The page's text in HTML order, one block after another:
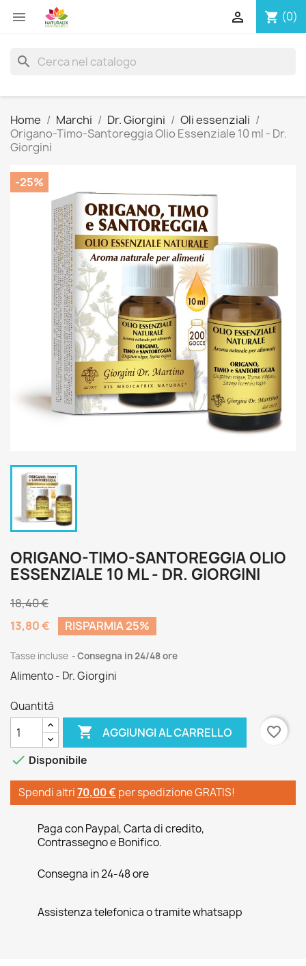
 shopping_cart (0)

search
Home Marchi Dr. Giorgini
Oli essenziali
Origano-Timo-Santoreggia Olio Essenziale 10 ml - Dr.
Giorgini
-25%
ORIGANO-TIMO-SANTOREGGIA OLIO
ESSENZIALE 10 ML - DR. GIORGINI
18,40 €
13,80 €
RISPARMIA 25%
Tasse incluse Consegna in 24/48 ore
Alimento - Dr. Giorgini
Quantità
 AGGIUNGI AL CARRELLO
favorite_border
 Disponibile
Spendi altri70,00 € per spedizione GRATIS!
Paga con Paypal, Carta di credito,
Contrassegno e Bonifico.
Consegna in 24-48 ore
Assistenza telefonica o tramite whatsapp